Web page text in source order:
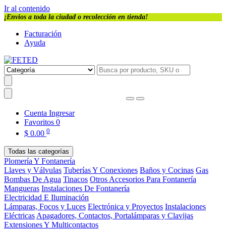
Ir al contenido
¡Envios a toda la ciudad o recolección en tienda!
Facturación
Ayuda
Cuenta Ingresar
Favoritos 0
$ 0.00 0
Todas las categorías
Plomería Y Fontanería
Llaves y Válvulas Tuberías Y Conexiones Baños y Cocinas Gas
Bombas De Agua Tinacos Otros Accesorios Para Fontanería
Mangueras Instalaciones De Fontanería
Electricidad E Iluminación
Lámparas, Focos y Luces Electrónica y Proyectos Instalaciones
Eléctricas Apagadores, Contactos, Portalámparas y Clavijas
Extensiones Y Multicontactos